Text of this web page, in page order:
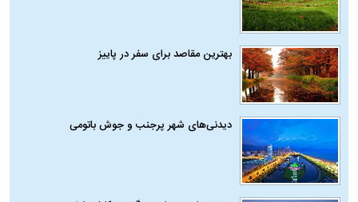
بهترین مقاصد برای سفر در پاییز
دیدنی‌های شهر پرجنب و جوش باتومی